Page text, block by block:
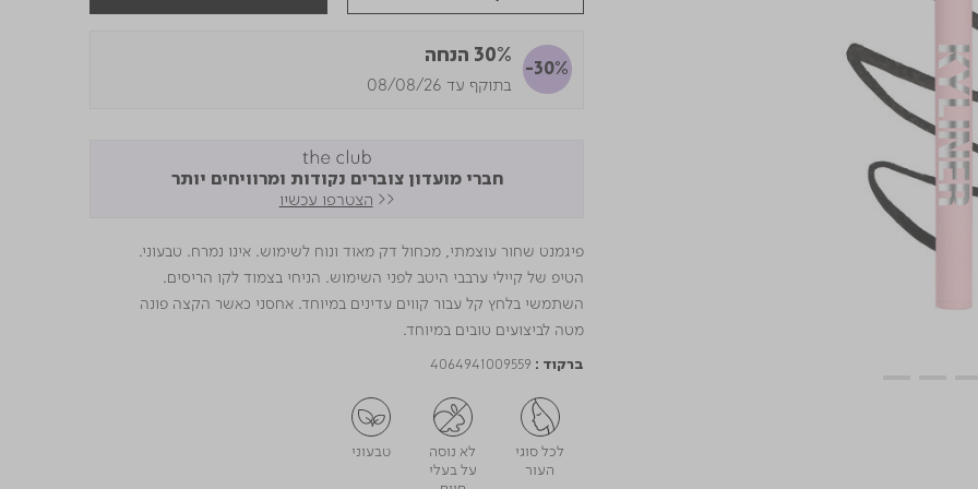
-30%
30% הנחה
בתוקף עד 08/08/26
חברי מועדון צוברים נקודות ומרוויחים יותר
<< הצטרפו עכשיו
פיגמנט שחור עוצמתי, מכחול דק מאוד ונוח לשימוש. אינו נמרח. טבעוני.
הטיפ של קיילי ערבבי היטב לפני השימוש. הניחי בצמוד לקו הריסים.
השתמשי בלחץ קל עבור קווים עדינים במיוחד. אחסני כאשר הקצה פונה
מטה לביצועים טובים במיוחד.
ברקוד : 4064941009559
לכל סוגי
העור
לא נוסה
על בעלי
טבעוני